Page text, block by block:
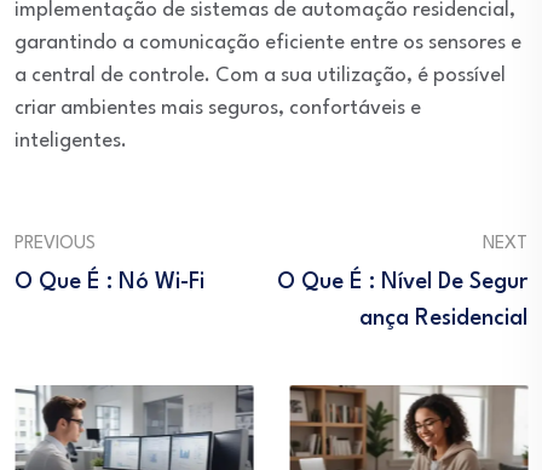
implementação de sistemas de automação residencial,
garantindo a comunicação eficiente entre os sensores e
a central de controle. Com a sua utilização, é possível
criar ambientes mais seguros, confortáveis e
inteligentes.
PREVIOUS
O Que É : Nó Wi-Fi
NEXT
O Que É : Nível De Segur
Ança Residencial